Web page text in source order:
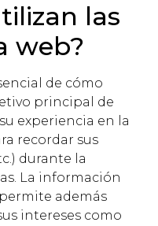
las
web?
de cómo
principal de
experiencia en la
recordar sus
durante la
La información
además
intereses como